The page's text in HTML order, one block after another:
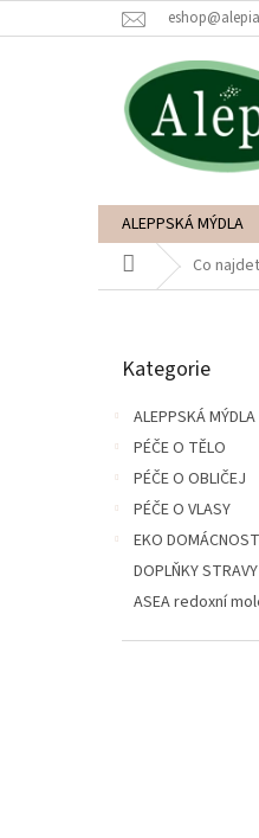
na
ALEPPSKÁ MÝDLA
Domů Co
kategorie
Kategorie
ALEPPSKÁ MÝDLA
PÉČE O TĚLO
PÉČE O OBLIČEJ
PÉČE O VLASY
EKO DOMÁCNOST
DOPLŇKY STRAVY
ASEA redoxní